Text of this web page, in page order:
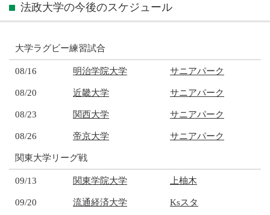
法政大学の今後のスケジュール
大学ラグビー練習試合
08/16 明治学院大学 サニアパーク
08/20 近畿大学 サニアパーク
08/23 関西大学 サニアパーク
08/26 帝京大学 サニアパーク
関東大学リーグ戦
09/13 関東学院大学 上柚木
09/20 流通経済大学 Ksスタ